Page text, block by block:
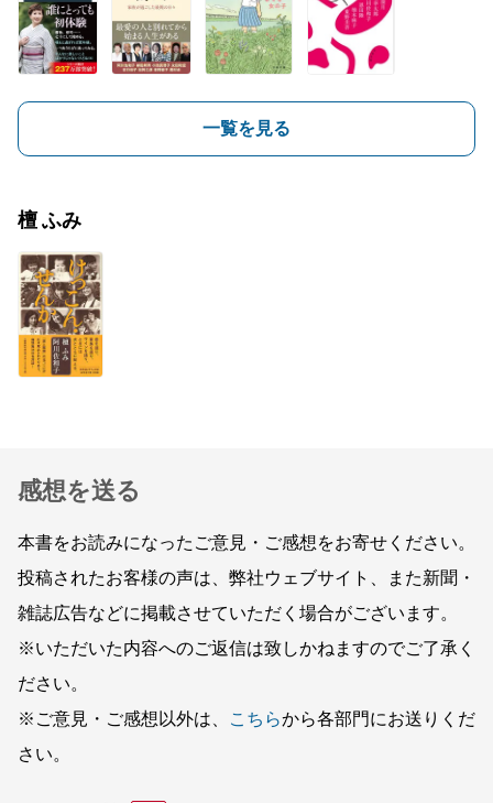
一覧を見る
檀 ふみ
感想を送る
本書をお読みになったご意見・ご感想をお寄せください。
投稿されたお客様の声は、弊社ウェブサイト、また新聞・
雑誌広告などに掲載させていただく場合がございます。
※いただいた内容へのご返信は致しかねますのでご了承く
ださい。
※ご意見・ご感想以外は、
こちらから各部門にお送りくだ
さい。